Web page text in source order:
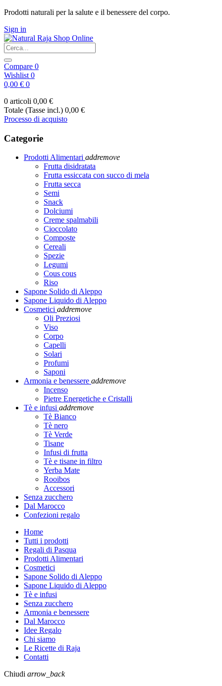
Prodotti naturali per la salute e il benessere del corpo.
Sign in
Compare 0
Wishlist 0
0,00 € 0
0 articoli 0,00 €
Totale (Tasse incl.) 0,00 €
Processo di acquisto
Categorie
Prodotti Alimentari addremove
Frutta disidratata
Frutta essiccata con succo di mela
Frutta secca
Semi
Snack
Dolciumi
Creme spalmabili
Cioccolato
Composte
Cereali
Spezie
Legumi
Cous cous
Riso
Sapone Solido di Aleppo
Sapone Liquido di Aleppo
Cosmetici addremove
Oli Preziosi
Viso
Corpo
Capelli
Solari
Profumi
Saponi
Armonia e benessere addremove
Incenso
Pietre Energetiche e Cristalli
Tè e infusi addremove
Tè Bianco
Tè nero
Tè Verde
Tisane
Infusi di frutta
Tè e tisane in filtro
Yerba Mate
Rooibos
Accessori
Senza zucchero
Dal Marocco
Confezioni regalo
Home
Tutti i prodotti
Regali di Pasqua
Prodotti Alimentari
Cosmetici
Sapone Solido di Aleppo
Sapone Liquido di Aleppo
Tè e infusi
Senza zucchero
Armonia e benessere
Dal Marocco
Idee Regalo
Chi siamo
Le Ricette di Raja
Contatti
Chiudi arrow_back